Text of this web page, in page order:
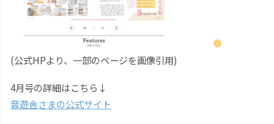
(公式HPより、一部のページを画像引用)
4月号の詳細はこちら↓
晋遊舎さまの公式サイト